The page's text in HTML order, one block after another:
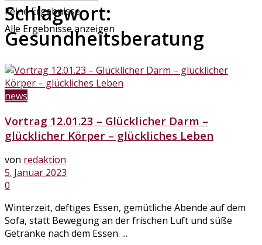
keine Ergebnisse
Alle Ergebnisse anzeigen
Schlagwort:
Gesundheitsberatung
news
Vortrag 12.01.23 – Glücklicher Darm –
glücklicher Körper – glückliches Leben
von redaktion
5. Januar 2023
0
Winterzeit, deftiges Essen, gemütliche Abende auf dem
Sofa, statt Bewegung an der frischen Luft und süße
Getränke nach dem Essen. ...